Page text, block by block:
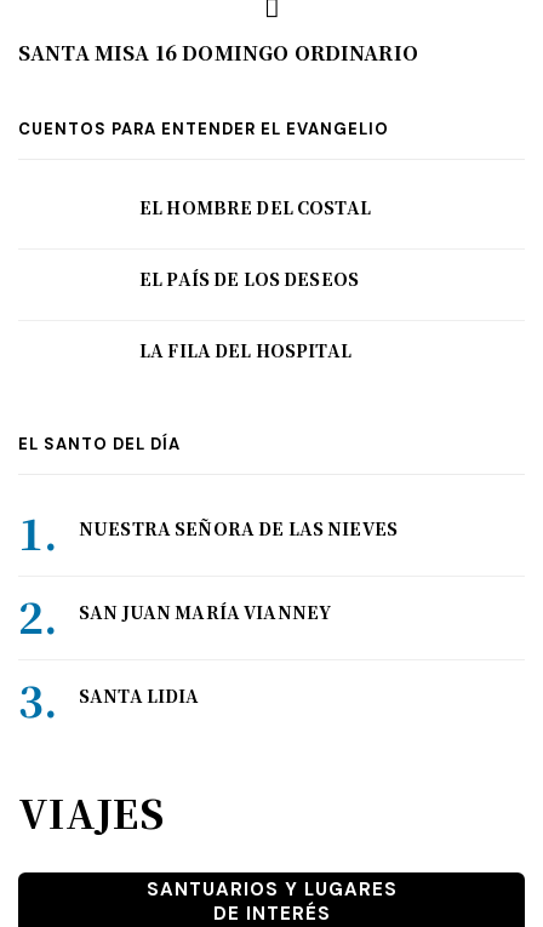
SANTA MISA 16 DOMINGO ORDINARIO
CUENTOS PARA ENTENDER EL EVANGELIO
EL HOMBRE DEL COSTAL
EL PAÍS DE LOS DESEOS
LA FILA DEL HOSPITAL
EL SANTO DEL DÍA
NUESTRA SEÑORA DE LAS NIEVES
SAN JUAN MARÍA VIANNEY
SANTA LIDIA
VIAJES
SANTUARIOS Y LUGARES
DE INTERÉS